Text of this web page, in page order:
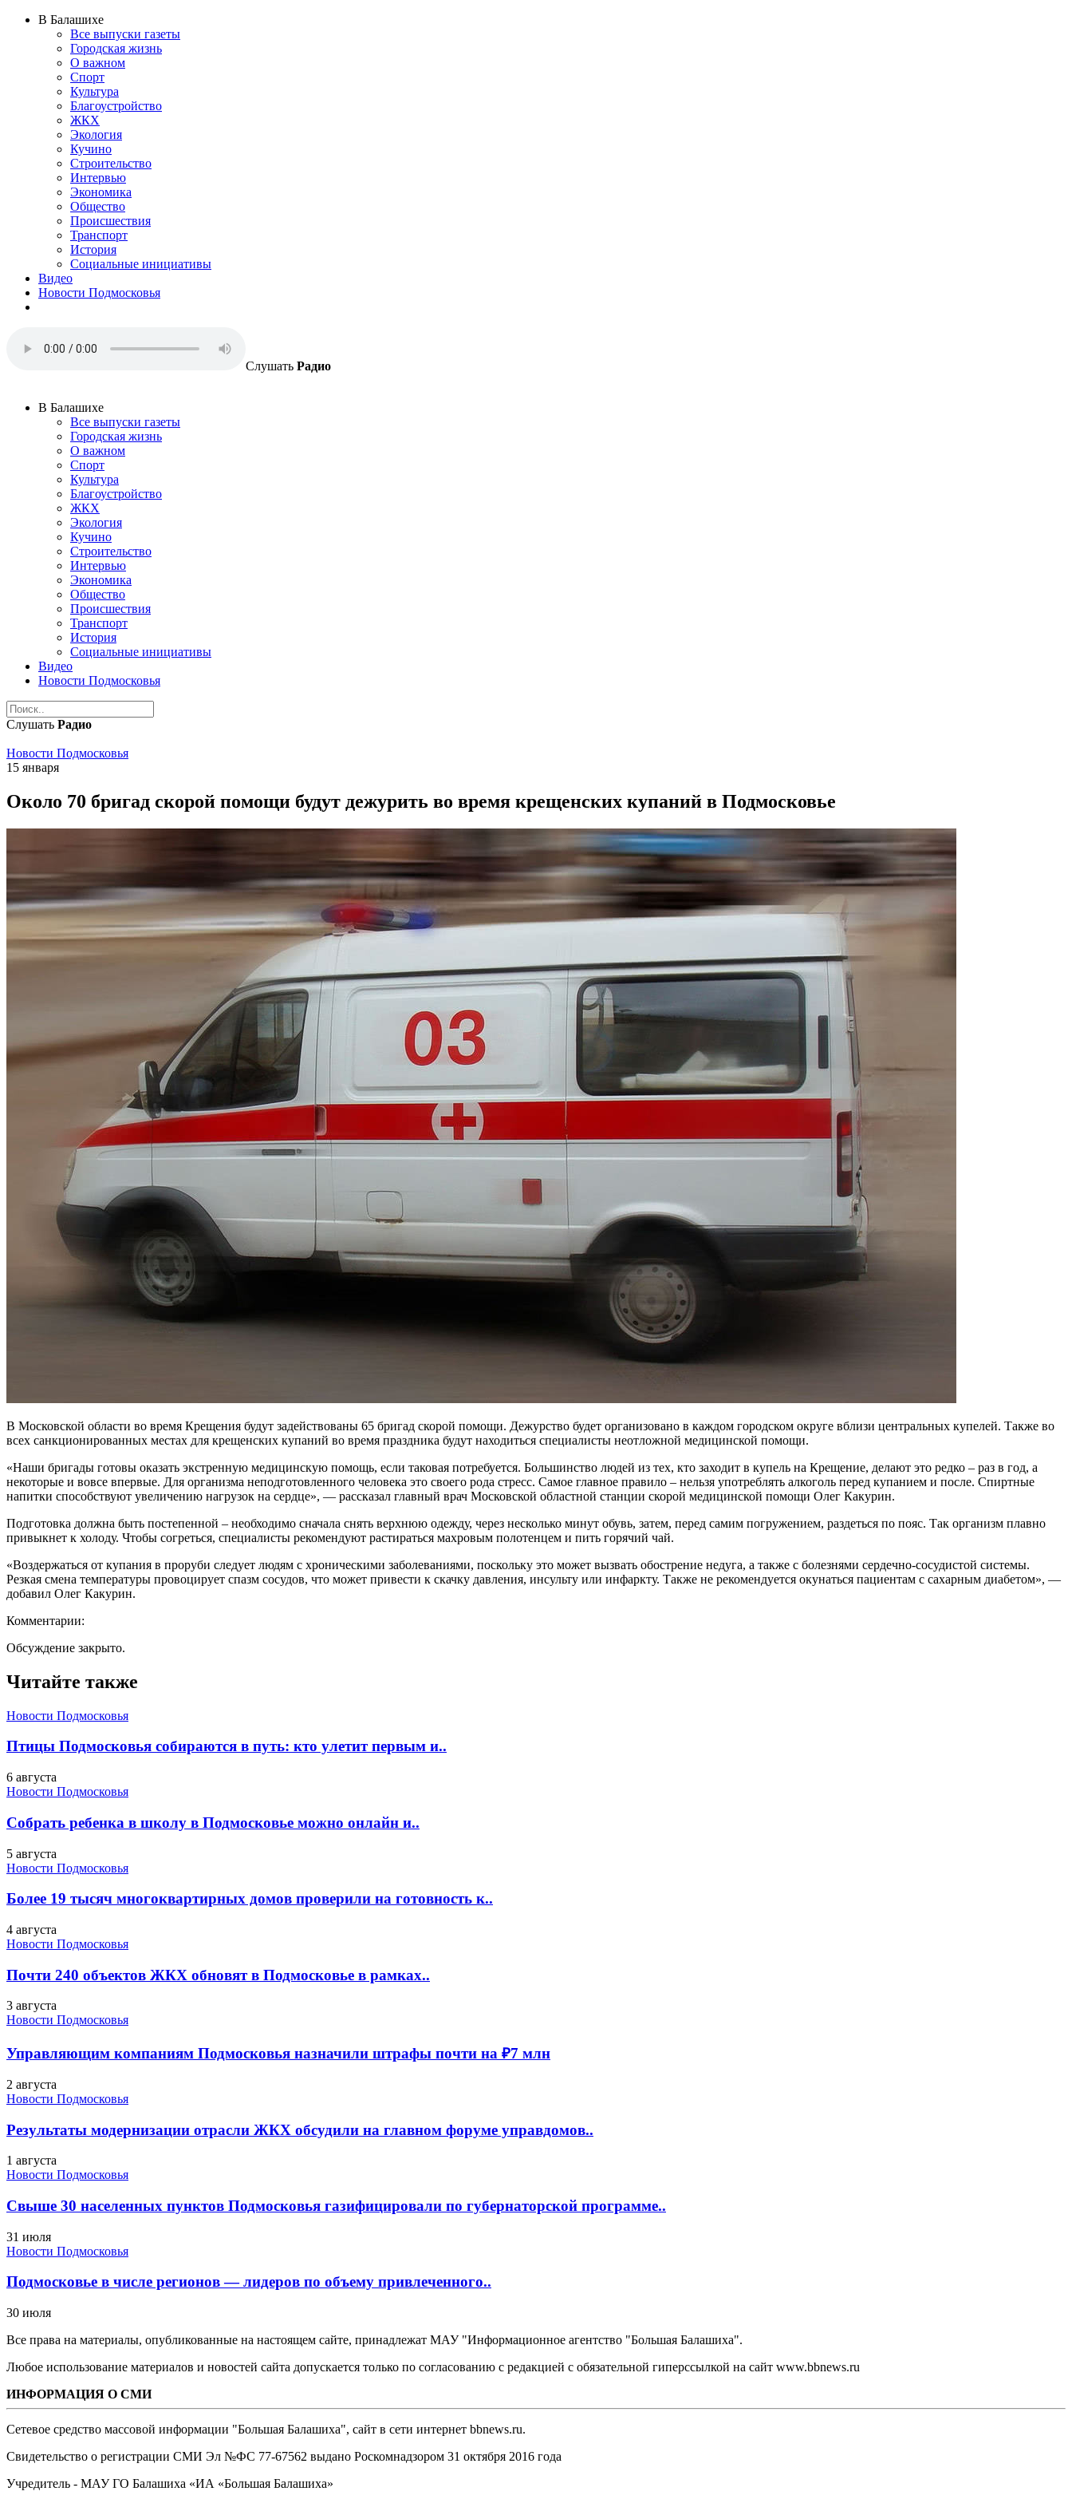
В Балашихе
Все выпуски газеты
Городская жизнь
О важном
Спорт
Культура
Благоустройство
ЖКХ
Экология
Кучино
Строительство
Интервью
Экономика
Общество
Происшествия
Транспорт
История
Социальные инициативы
Видео
Новости Подмосковья
Слушать Радио
В Балашихе
Все выпуски газеты
Городская жизнь
О важном
Спорт
Культура
Благоустройство
ЖКХ
Экология
Кучино
Строительство
Интервью
Экономика
Общество
Происшествия
Транспорт
История
Социальные инициативы
Видео
Новости Подмосковья
Слушать Радио
Новости Подмосковья
15 января
Около 70 бригад скорой помощи будут дежурить во время крещенских купаний в Подмосковье
В Московской области во время Крещения будут задействованы 65 бригад скорой помощи. Дежурство будет организовано в каждом городском округе вблизи центральных купелей. Также во
всех санкционированных местах для крещенских купаний во время праздника будут находиться специалисты неотложной медицинской помощи.
«Наши бригады готовы оказать экстренную медицинскую помощь, если таковая потребуется. Большинство людей из тех, кто заходит в купель на Крещение, делают это редко – раз в год, а
некоторые и вовсе впервые. Для организма неподготовленного человека это своего рода стресс. Самое главное правило – нельзя употреблять алкоголь перед купанием и после. Спиртные
напитки способствуют увеличению нагрузок на сердце», — рассказал главный врач Московской областной станции скорой медицинской помощи Олег Какурин.
Подготовка должна быть постепенной – необходимо сначала снять верхнюю одежду, через несколько минут обувь, затем, перед самим погружением, раздеться по пояс. Так организм плавно
привыкнет к холоду. Чтобы согреться, специалисты рекомендуют растираться махровым полотенцем и пить горячий чай.
«Воздержаться от купания в проруби следует людям с хроническими заболеваниями, поскольку это может вызвать обострение недуга, а также с болезнями сердечно-сосудистой системы.
Резкая смена температуры провоцирует спазм сосудов, что может привести к скачку давления, инсульту или инфаркту. Также не рекомендуется окунаться пациентам с сахарным диабетом», —
добавил Олег Какурин.
Комментарии:
Обсуждение закрыто.
Читайте также
Новости Подмосковья
Птицы Подмосковья собираются в путь: кто улетит первым и..
6 августа
Новости Подмосковья
Собрать ребенка в школу в Подмосковье можно онлайн и..
5 августа
Новости Подмосковья
Более 19 тысяч многоквартирных домов проверили на готовность к..
4 августа
Новости Подмосковья
Почти 240 объектов ЖКХ обновят в Подмосковье в рамках..
3 августа
Новости Подмосковья
Управляющим компаниям Подмосковья назначили штрафы почти на ₽7 млн
2 августа
Новости Подмосковья
Результаты модернизации отрасли ЖКХ обсудили на главном форуме управдомов..
1 августа
Новости Подмосковья
Свыше 30 населенных пунктов Подмосковья газифицировали по губернаторской программе..
31 июля
Новости Подмосковья
Подмосковье в числе регионов — лидеров по объему привлеченного..
30 июля
Все права на материалы, опубликованные на настоящем сайте, принадлежат МАУ "Информационное агентство "Большая Балашиха".
Любое использование материалов и новостей сайта допускается только по согласованию с редакцией с обязательной гиперссылкой на сайт www.bbnews.ru
ИНФОРМАЦИЯ О СМИ
Сетевое средство массовой информации "Большая Балашиха", сайт в сети интернет bbnews.ru.
Свидетельство о регистрации СМИ Эл №ФС ‎77-67562 выдано Роскомнадзором 31 октября 2016 года
Учредитель - МАУ ГО Балашиха «ИА «Большая Балашиха»